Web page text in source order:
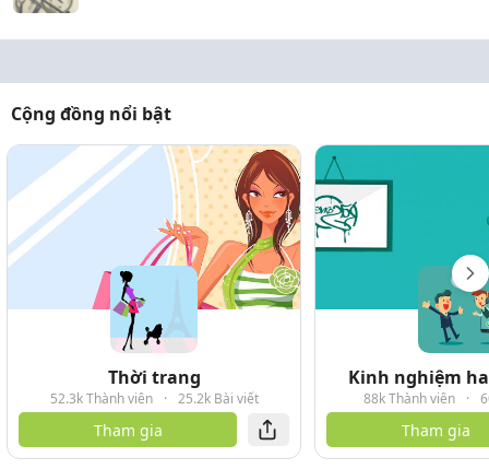
Cộng đồng nổi bật
Thời trang
52.3k Thành viên · 25.2k Bài viết
Tham gia
Kinh nghiệm
88k Thành viên ·
Tham gia